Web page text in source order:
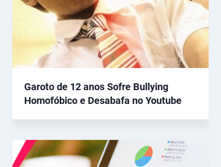
Garoto de 12 anos Sofre Bullying
Homofóbico e Desabafa no Youtube